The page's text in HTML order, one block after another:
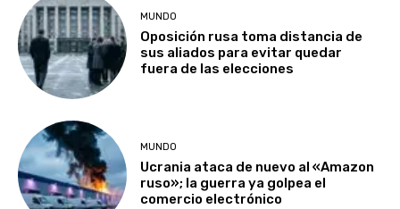
MUNDO
Oposición rusa toma distancia de
sus aliados para evitar quedar
fuera de las elecciones
MUNDO
Ucrania ataca de nuevo al «Amazon
ruso»; la guerra ya golpea el
comercio electrónico